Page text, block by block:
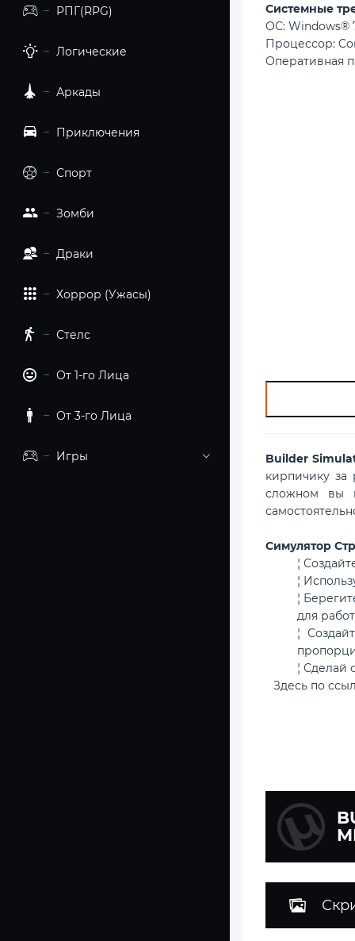
РПГ(RPG)
Логические
Аркады
Приключения
Спорт
Зомби
Драки
Хоррор (Ужасы)
Стелс
От 1-го Лица
От 3-го Лица
Игры
Cистемные
ОС: Windows®
Процессор:
Оперативная
Builder
кирпичику за
сложном вы
Симулятор
¦
¦
¦
для
¦
¦ Сделай
Здесь по